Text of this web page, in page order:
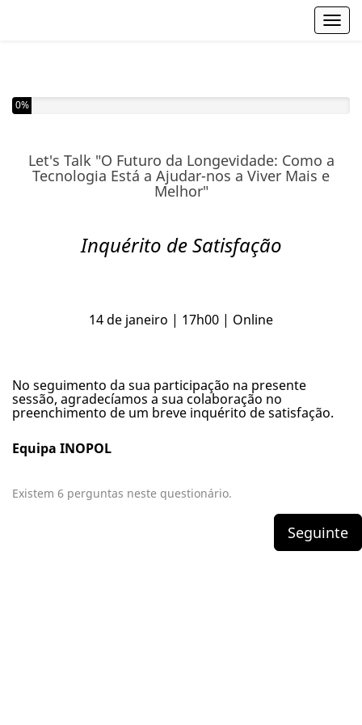
Completou 0% do inquérito
0%
Let's Talk "O Futuro da Longevidade: Como a
Tecnologia Está a Ajudar-nos a Viver Mais e
Melhor"
Inquérito de Satisfação
14 de janeiro | 17h00 | Online
No seguimento da sua participação na presente
sessão, agradecíamos a sua colaboração no
preenchimento de um breve inquérito de satisfação.
Equipa INOPOL
Existem 6 perguntas neste questionário.
Seguinte